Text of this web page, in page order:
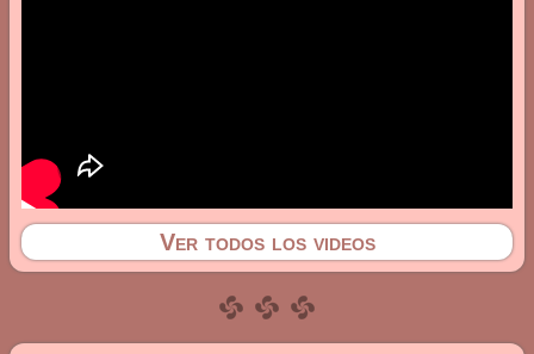
Ver todos los videos